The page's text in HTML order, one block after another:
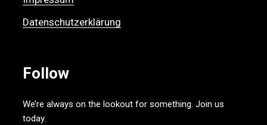
Datenschutzerklärung
Follow
We’re always on the lookout for something. Join us
today.